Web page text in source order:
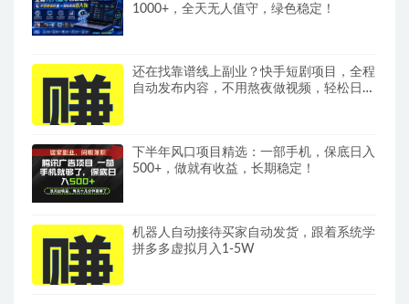
1000+，全天无人值守，绿色稳定！
还在找靠谱线上副业？快手短剧项目，全程
自动发布内容，不用熬夜做视频，轻松日入
下半年风口项目精选：一部手机，保底日入
500+，做就有收益，长期稳定！
机器人自动接待买家自动发货，跟着系统学
拼多多虚拟月入1-5W